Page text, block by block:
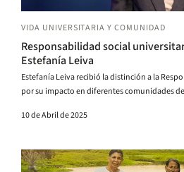
VIDA UNIVERSITARIA Y COMUNIDAD
Responsabilidad social
Estefanía Leiva
Estefanía Leiva recibió la distinción a la
por su impacto en diferentes comunidades
10 de Abril de 2025